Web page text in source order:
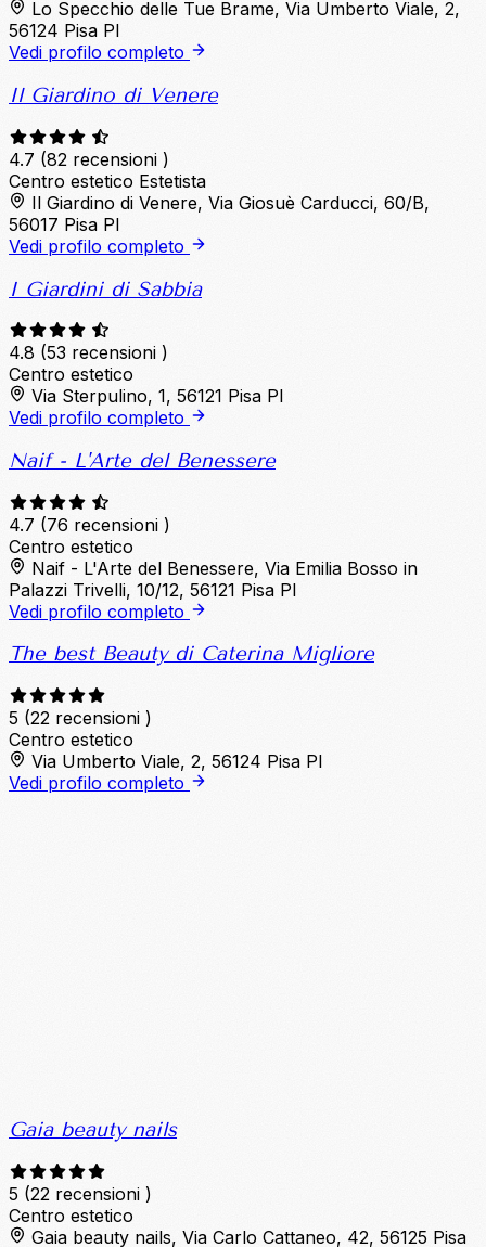
Lo Specchio delle Tue Brame, Via Umberto Viale, 2,
56124 Pisa PI
Vedi profilo completo
Il Giardino di Venere
4.7 (82 recensioni )
Centro estetico Estetista
Il Giardino di Venere, Via Giosuè Carducci, 60/B,
56017 Pisa PI
Vedi profilo completo
I Giardini di Sabbia
4.8 (53 recensioni )
Centro estetico
Via Sterpulino, 1, 56121 Pisa PI
Vedi profilo completo
Naif - L'Arte del Benessere
4.7 (76 recensioni )
Centro estetico
Naif - L'Arte del Benessere, Via Emilia Bosso in
Palazzi Trivelli, 10/12, 56121 Pisa PI
Vedi profilo completo
The best Beauty di Caterina Migliore
5 (22 recensioni )
Centro estetico
Via Umberto Viale, 2, 56124 Pisa PI
Vedi profilo completo
Gaia beauty nails
5 (22 recensioni )
Centro estetico
Gaia beauty nails, Via Carlo Cattaneo, 42, 56125 Pisa